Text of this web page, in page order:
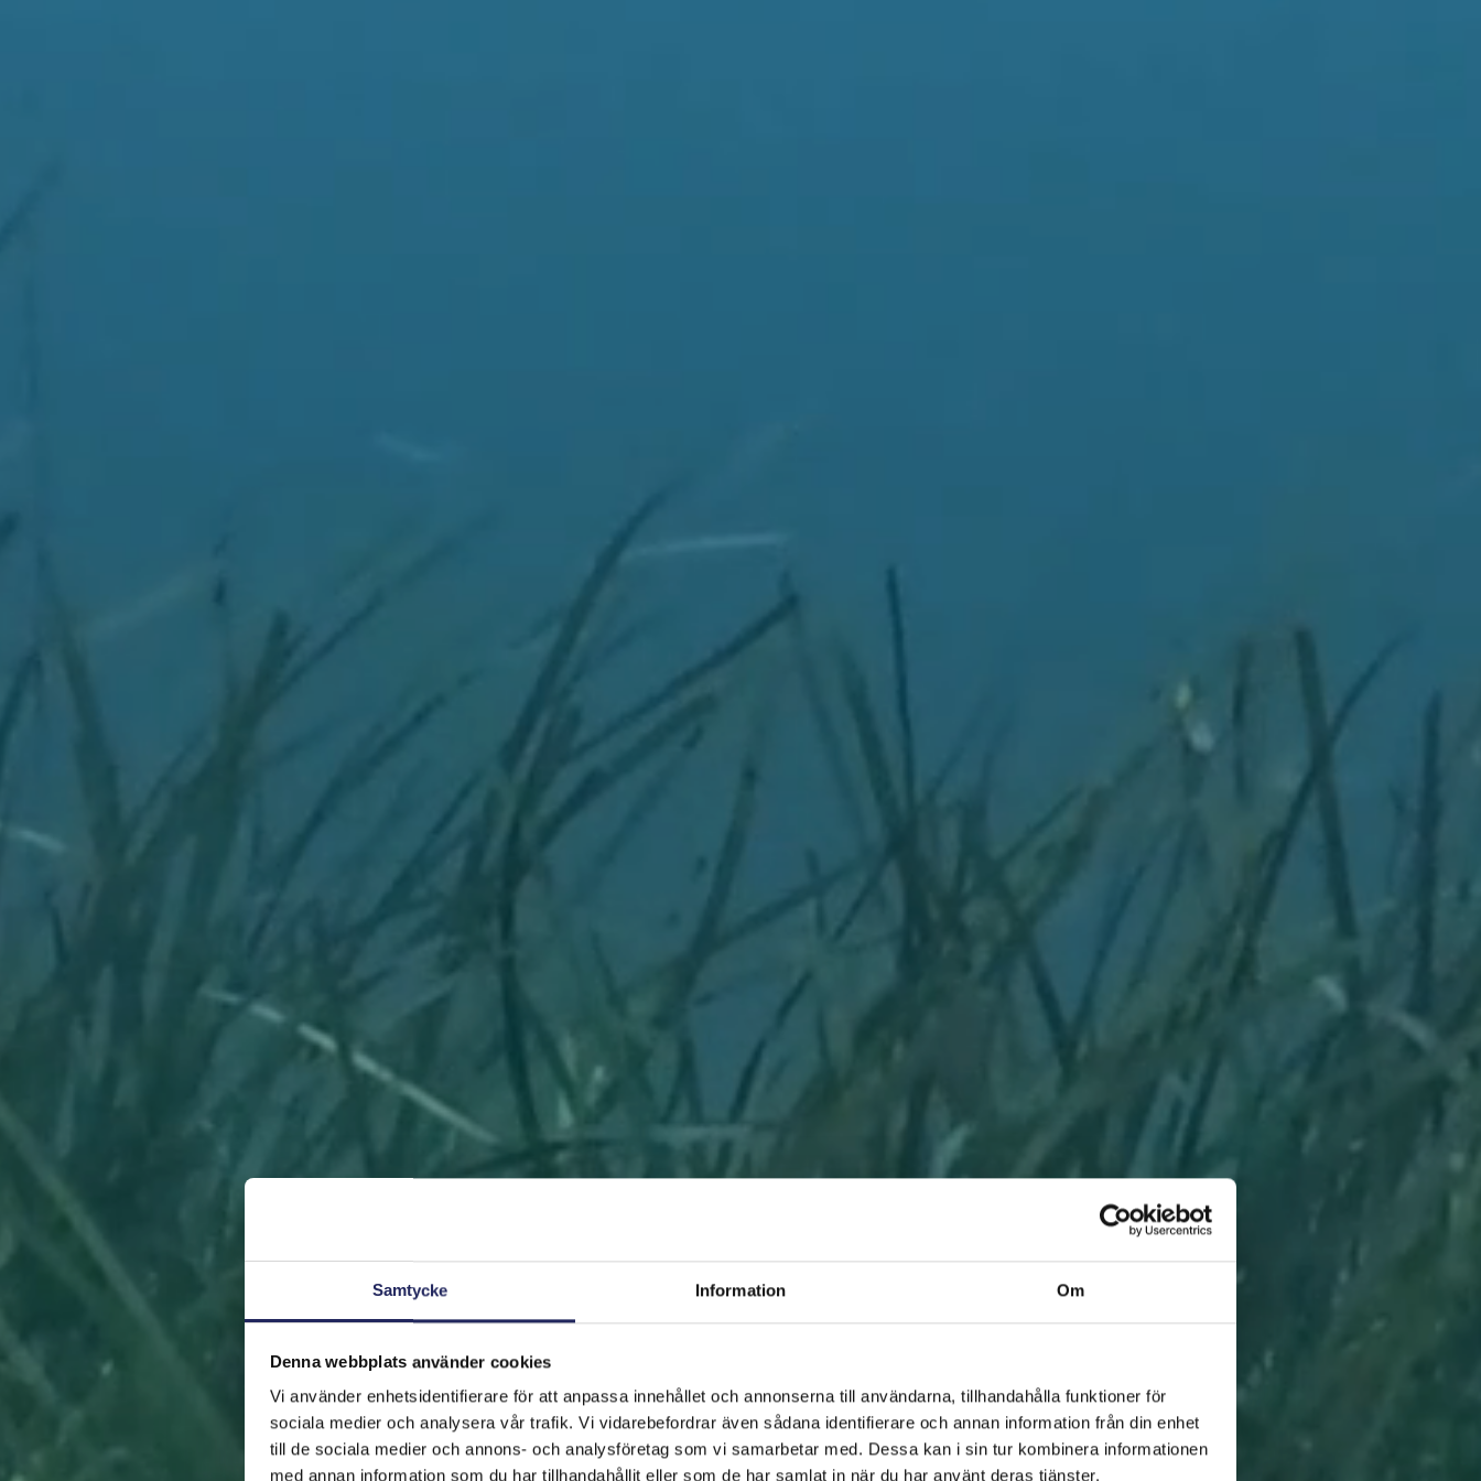
Samtycke Information Om
Denna webbplats använder cookies
Vi använder enhetsidentifierare för att anpassa innehållet och annonserna till användarna, tillhandahålla funktioner för
sociala medier och analysera vår trafik. Vi vidarebefordrar även sådana identifierare och annan information från din enhet
till de sociala medier och annons- och analysföretag som vi samarbetar med. Dessa kan i sin tur kombinera informationen
med annan information som du har tillhandahållit eller som de har samlat in när du har använt deras tjänster.
FRAMSIDAN HJÄLP ÖSTERSJÖN RÄDDA EN BIT